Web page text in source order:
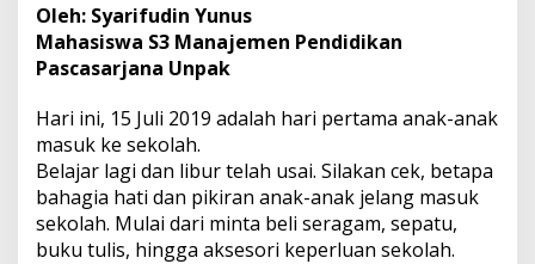
Oleh: Syarifudin Yunus
Mahasiswa S3 Manajemen Pendidikan
Pascasarjana Unpak
Hari ini, 15 Juli 2019 adalah hari pertama anak-anak
masuk ke sekolah.
Belajar lagi dan libur telah usai. Silakan cek, betapa
bahagia hati dan pikiran anak-anak jelang masuk
sekolah. Mulai dari minta beli seragam, sepatu,
buku tulis, hingga aksesori keperluan sekolah.